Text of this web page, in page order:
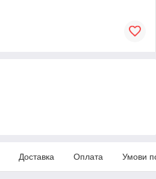
Доставка Оплата Умови